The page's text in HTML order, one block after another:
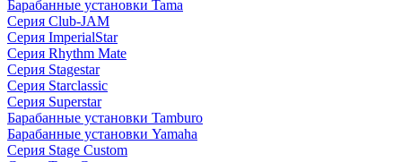
Барабанные установки Tama
Серия Club-JAM
Серия ImperialStar
Серия Rhythm Mate
Серия Stagestar
Серия Starclassic
Серия Superstar
Барабанные установки Tamburo
Барабанные установки Yamaha
Серия Stage Custom